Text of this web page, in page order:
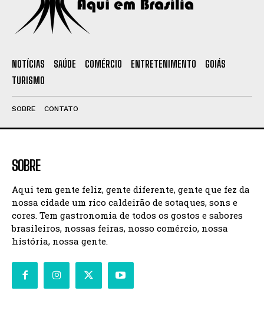
NOTÍCIAS SAÚDE COMÉRCIO ENTRETENIMENTO
GOIÁS
TURISMO
SOBRE CONTATO
SOBRE
Aqui tem gente feliz, gente diferente, gente que fez da
nossa cidade um rico caldeirão de sotaques, sons e
cores. Tem gastronomia de todos os gostos e sabores
brasileiros, nossas feiras, nosso comércio, nossa
história, nossa gente.